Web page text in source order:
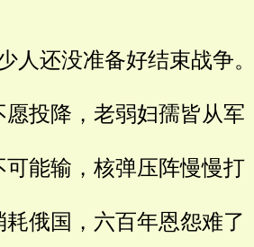
人还没准备好结束战争
愿投降，老弱妇孺皆从军
可能输，核弹压阵慢慢打
俄国，六百年恩怨难了